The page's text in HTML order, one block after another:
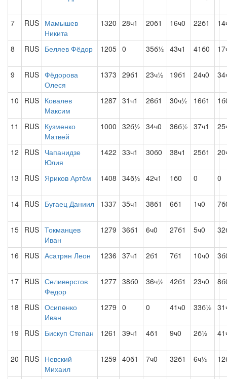
7 RUS Мамышев
Никита
1320 28ч1 20б1 16ч0 22б1
8 RUS Беляев Фёдор 1205 0 35б½ 43ч1 41б0
9 RUS Фёдорова
Олеся
1373 29б1 23ч½ 19б1 24ч0
10 RUS Ковалев
Максим
1287 31ч1 26б1 30ч½ 16б1
11 RUS Кузменко
Матвей
1000 32б½ 34ч0 36б½ 37ч1
12 RUS Чапанидзе
Юлия
1422 33ч1 30б0 38ч1 25б1
13 RUS Яриков Артём 1408 34б½ 42ч1 1б0 0 0
14 RUS Бугаец Даниил 1337 35ч1 38б1 6б1 1ч0
15 RUS Токманцев
Иван
1279 36б1 6ч0 27б1 5ч0
16 RUS Асатрян Леон 1236 37ч1 2б1 7б1 10ч0
17 RUS Селиверстов
Федор
1277 38б0 36ч½ 42б1 23ч0
18 RUS Осипенко
Иван
1279 0 0 41ч0 33б½
19 RUS Бискуп Степан 1261 39ч1 4б1 9ч0 2б½
20 RUS Невский
Михаил
1259 40б1 7ч0 32б1 6ч½